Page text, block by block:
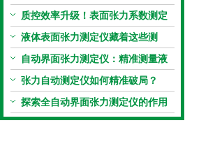
力的？
质控效率升级！表面张力系数测定
仪真香警告
液体表面张力测定仪藏着这些测
定“小窍门”
自动界面张力测定仪：精准测量液
体界面张力的关键设备
张力自动测定仪如何精准破局？
探索全自动界面张力测定仪的作用